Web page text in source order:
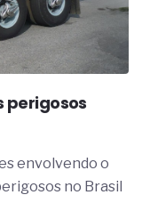
perigosos
envolvendo o
no Brasil